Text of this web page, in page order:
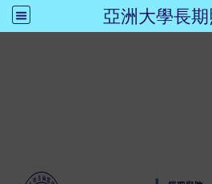
亞洲大學長